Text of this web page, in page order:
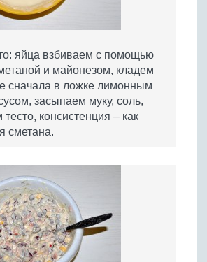
яйца взбиваем с помощью
и майонезом, кладем
сначала в ложке лимонным
засыпаем муку, соль,
консистенция – как
сметана.